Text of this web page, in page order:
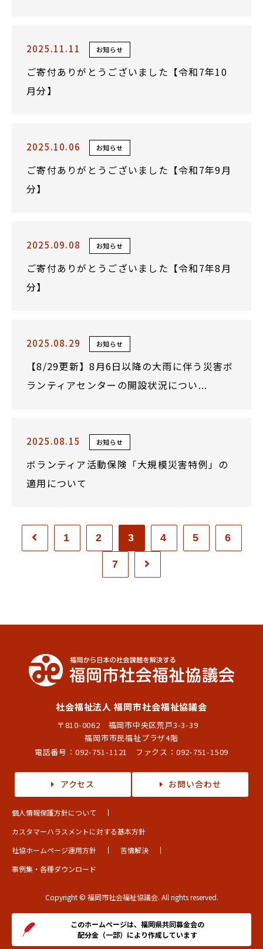
2025.11.11 お知らせ
ご寄付ありがとうございました【令和7年10
月分】
2025.10.06 お知らせ
ご寄付ありがとうございました【令和7年9月
分】
2025.09.08 お知らせ
ご寄付ありがとうございました【令和7年8月
分】
2025.08.29 お知らせ
【8/29更新】8月6日以降の大雨に伴う災害ボ
ランティアセンターの開設状況につい...
2025.08.15 お知らせ
ボランティア活動保険「大規模災害特例」の
適用について
1 2 3 4 5 6
7
社会福祉法人 福岡市社会福祉協議会
〒810-0062 福岡市中央区荒戸3-3-39
福岡市市民福祉プラザ4階
電話番号： 092-751-1121 ファクス：092-751-1509
アクセス お問い合わせ
個人情報保護方針について
カスタマーハラスメントに対する基本方針
社協ホームページ運用方針
苦情解決
事例集・各種ダウンロード
Copyright © 福岡市社会福祉協議会. All rights reserved.
このホームページは、福岡県共同募金会の
配分金（一部）により作成しています